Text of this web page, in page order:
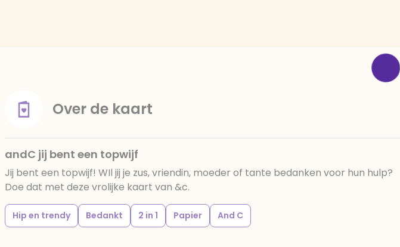
Over de kaart
andC jij bent een topwijf
Jij bent een topwijf! WIl jij je zus, vriendin, moeder of tante bedanken voor hun hulp?
Doe dat met deze vrolijke kaart van &c.
Hip en trendy Bedankt 2 in 1 Papier And C